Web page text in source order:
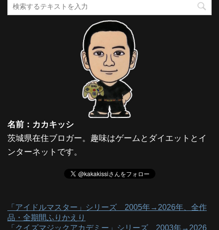
名前：カカキッシ
茨城県在住ブロガー。趣味はゲームとダイエットとイ
ンターネットです。
「アイドルマスター」シリーズ 2005年→2026年、全作
品・全期間ふりかえり
「クイズマジックアカデミー」シリーズ 2003年→2026